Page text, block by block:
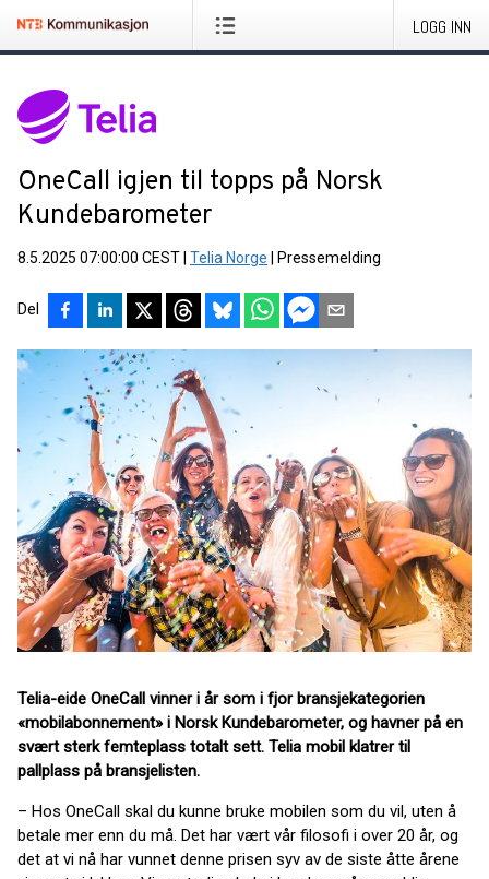
LOGG INN
OneCall igjen til topps på Norsk
Kundebarometer
8.5.2025 07:00:00 CEST Telia Norge Pressemelding
Del
Telia-eide OneCall vinner i år som i fjor bransjekategorien
«mobilabonnement» i Norsk Kundebarometer, og havner på en
svært sterk femteplass totalt sett. Telia mobil klatrer til
pallplass på bransjelisten.
– Hos OneCall skal du kunne bruke mobilen som du vil, uten å
betale mer enn du må. Det har vært vår filosofi i over 20 år, og
det at vi nå har vunnet denne prisen syv av de siste åtte årene